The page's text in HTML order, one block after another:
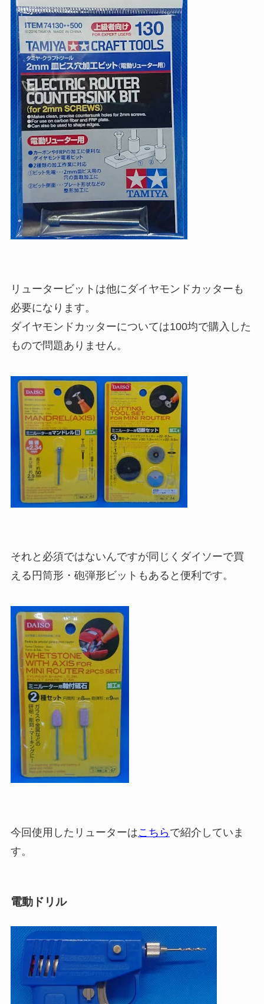
リュータービットは他にダイヤモンドカッターも
必要になります。
ダイヤモンドカッターについては100均で購入した
もので問題ありません。
それと必須ではないんですが同じくダイソーで買
える円筒形・砲弾形ビットもあると便利です。
今回使用したリューターはこちらで紹介していま
す。
電動ドリル